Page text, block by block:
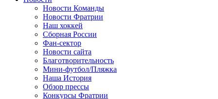
Новости Команды
Новости Фратрии
Наш хоккей
Сборная России
Фан-cектор
Новости сайта
Благотворительность
Мини-футбол/Пляжка
Наша История
Обзор прессы
Конкурсы Фратрии